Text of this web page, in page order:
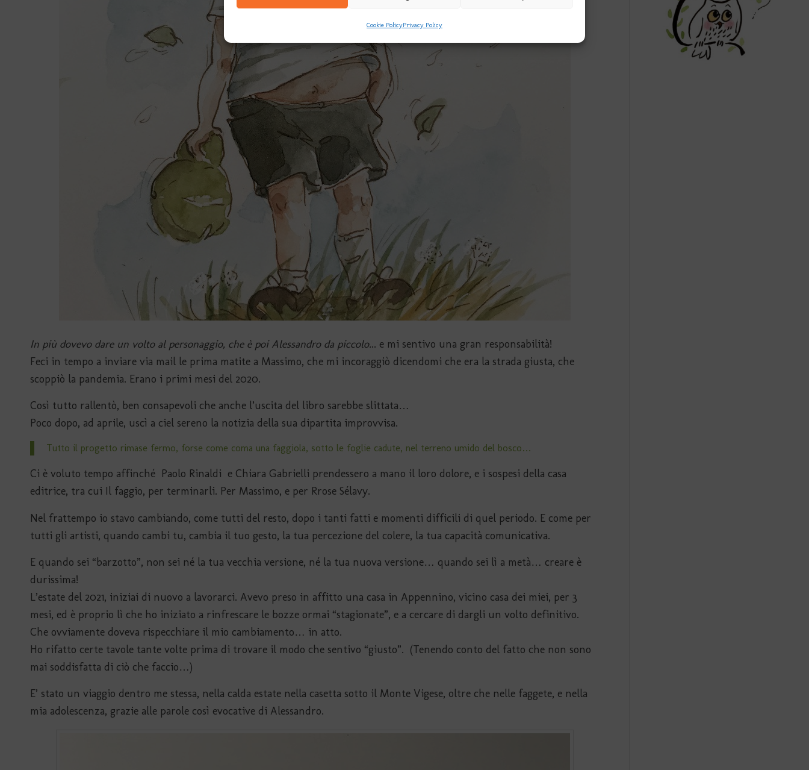
Cookie PolicyPrivacy Policy
In più dovevo dare un volto al personaggio, che è poi Alessandro da piccolo... e mi sentivo una gran responsabilità!
Feci in tempo a inviare via mail le prima matite a Massimo, che mi incoraggiò dicendomi che era la strada giusta, che
scoppiò la pandemia. Erano i primi mesi del 2020.
Così tutto rallentò, ben consapevoli che anche l’uscita del libro sarebbe slittata…
Poco dopo, ad aprile, uscì a ciel sereno la notizia della sua dipartita improvvisa.
Tutto il progetto rimase fermo, forse come coma una faggiola, sotto le foglie cadute, nel terreno umido del bosco…
Ci è voluto tempo affinché Paolo Rinaldi e Chiara Gabrielli prendessero a mano il loro dolore, e i sospesi della casa
editrice, tra cui Il faggio, per terminarli. Per Massimo, e per Rrose Sélavy.
Nel frattempo io stavo cambiando, come tutti del resto, dopo i tanti fatti e momenti difficili di quel periodo. E come per
tutti gli artisti, quando cambi tu, cambia il tuo gesto, la tua percezione del colere, la tua capacità comunicativa.
E quando sei “barzotto”, non sei né la tua vecchia versione, né la tua nuova versione… quando sei lì a metà… creare è
durissima!
L’estate del 2021, iniziai di nuovo a lavorarci. Avevo preso in affitto una casa in Appennino, vicino casa dei miei, per 3
mesi, ed è proprio lì che ho iniziato a rinfrescare le bozze ormai “stagionate”, e a cercare di dargli un volto definitivo.
Che ovviamente doveva rispecchiare il mio cambiamento… in atto.
Ho rifatto certe tavole tante volte prima di trovare il modo che sentivo “giusto”. (Tenendo conto del fatto che non sono
mai soddisfatta di ciò che faccio…)
E’ stato un viaggio dentro me stessa, nella calda estate nella casetta sotto il Monte Vigese, oltre che nelle faggete, e nella
mia adolescenza, grazie alle parole così evocative di Alessandro.